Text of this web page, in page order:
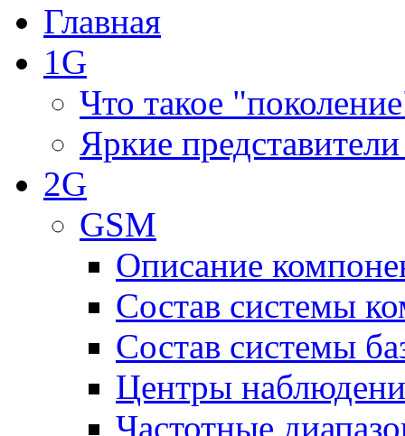
Главная
1G
Что такое
Яркие
2G
GSM
Описание
Состав системы
Состав системы
Центры
Частотные